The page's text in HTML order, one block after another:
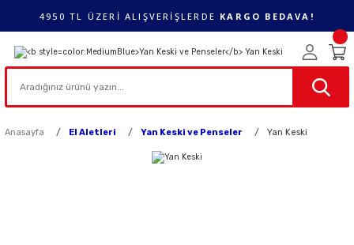
4950 TL ÜZERİ ALIŞVERİŞLERDE KARGO BEDAVA!
Anasayfa El Aletleri Yan Keski ve Penseler Yan Keski